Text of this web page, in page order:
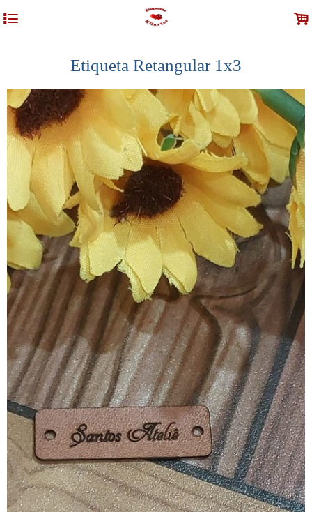
4 .
Etiqueta Retangular 1x3